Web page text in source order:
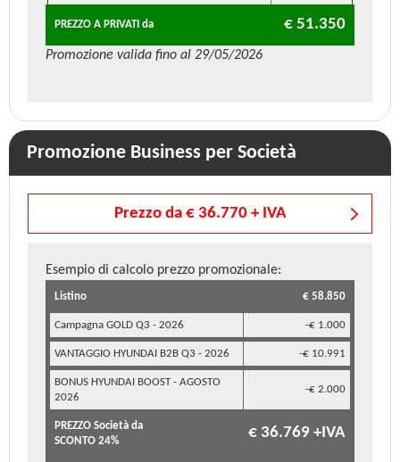
PREZZO A PRIVATI da € 51.350
Promozione valida fino al 29/05/2026
Promozione Business per Società
Prezzo da € 36.770 + IVA
Esempio di calcolo prezzo promozionale:
Listino € 58.850
Campagna GOLD Q3 - 2026 -€ 1.000
VANTAGGIO HYUNDAI B2B Q3 - 2026 -€ 10.991
BONUS HYUNDAI BOOST - AGOSTO
2026
-€ 2.000
PREZZO Società da
SCONTO 24%
€ 36.769 +IVA